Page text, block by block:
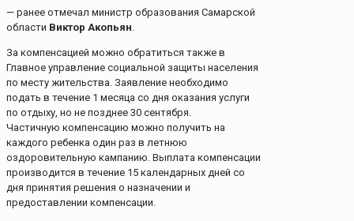
— ранее отмечал министр образования Самарской
области Виктор Акопьян.
За компенсацией можно обратиться также в
Главное управление социальной защиты населения
по месту жительства. Заявление необходимо
подать в течение 1 месяца со дня оказания услуги
по отдыху, но не позднее 30 сентября.
Частичную компенсацию можно получить на
каждого ребенка один раз в летнюю
оздоровительную кампанию. Выплата компенсации
производится в течение 15 календарных дней со
дня принятия решения о назначении и
предоставлении компенсации.